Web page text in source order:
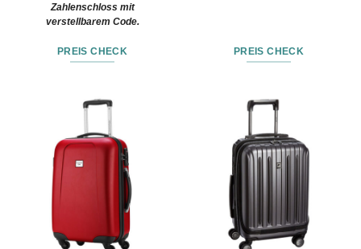
Zahlenschloss mit
verstellbarem Code.
PREIS CHECK PREIS CHECK